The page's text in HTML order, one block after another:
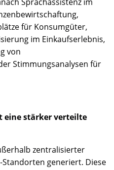
für Konsumgüter,
im Einkaufserlebnis,
von
Stimmungsanalysen für
eine stärker verteilte
zentralisierter
generiert. Diese